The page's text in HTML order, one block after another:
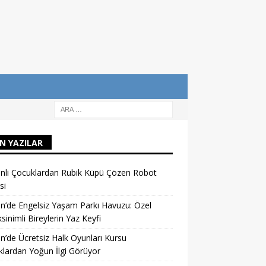
YAZILAR
Çocuklardan Rubik Küpü Çözen Robot
Engelsiz Yaşam Parkı Havuzu: Özel
Bireylerin Yaz Keyfi
Ücretsiz Halk Oyunları Kursu
Yoğun İlgi Görüyor